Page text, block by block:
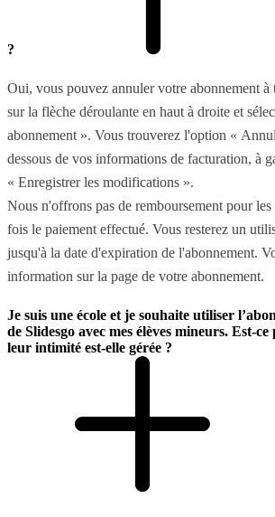
?
Oui, vous pouvez annuler votre abonnement
sur la flèche déroulante en haut à droite et
abonnement ». Vous trouverez l'option «
dessous de vos informations de facturation, à
« Enregistrer les modifications ».
Nous n'offrons pas de remboursement pour les
fois le paiement effectué. Vous resterez un
jusqu'à la date d'expiration de l'abonnement.
information sur la page de votre abonnement.
Je suis une école et je souhaite utiliser
de Slidesgo avec mes élèves mineurs. Est-
leur intimité est-elle gérée ?